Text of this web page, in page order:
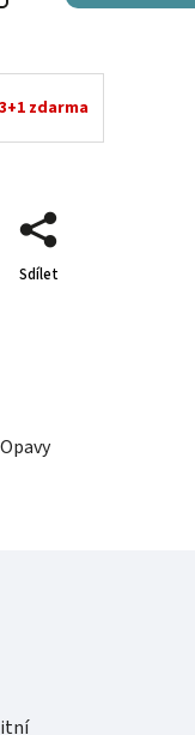
zdarma
Sdílet